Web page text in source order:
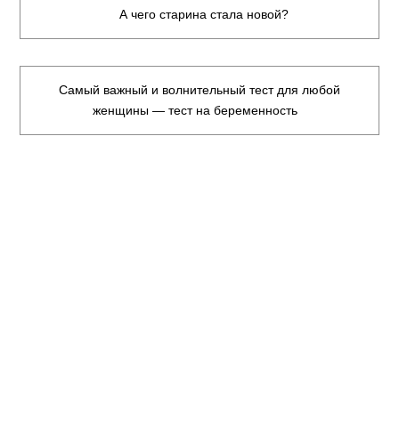
А чего старина стала новой?
Самый важный и волнительный тест для любой
женщины — тест на беременность